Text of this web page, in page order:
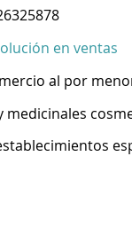
en ventas
al por
medicinales